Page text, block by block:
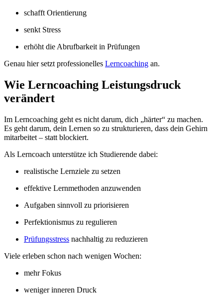
schafft Orientierung
senkt Stress
erhöht die Abrufbarkeit in Prüfungen
Genau hier setzt professionelles Lerncoaching an.
Wie Lerncoaching Leistungsdruck
verändert
Im Lerncoaching geht es nicht darum, dich „härter“ zu machen.
Es geht darum, dein Lernen so zu strukturieren, dass dein Gehirn
mitarbeitet – statt blockiert.
Als Lerncoach unterstütze ich Studierende dabei:
realistische Lernziele zu setzen
effektive Lernmethoden anzuwenden
Aufgaben sinnvoll zu priorisieren
Perfektionismus zu regulieren
Prüfungsstress nachhaltig zu reduzieren
Viele erleben schon nach wenigen Wochen:
mehr Fokus
weniger inneren Druck